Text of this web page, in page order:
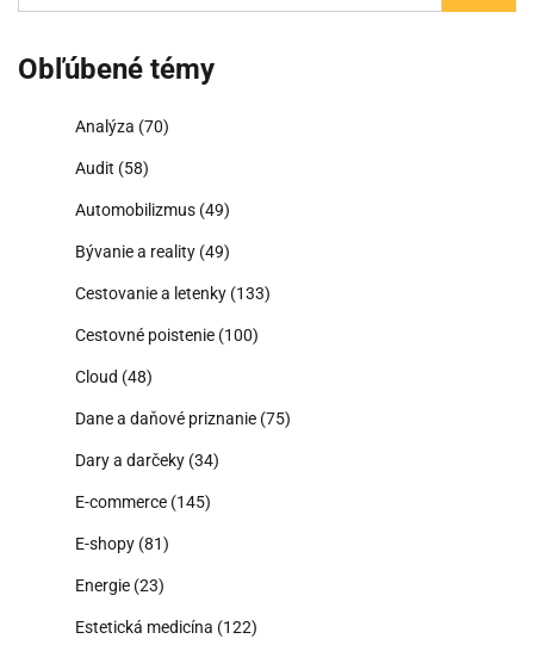
Obľúbené témy
Analýza (70)
Audit (58)
Automobilizmus (49)
Bývanie a reality (49)
Cestovanie a letenky (133)
Cestovné poistenie (100)
Cloud (48)
Dane a daňové priznanie (75)
Dary a darčeky (34)
E-commerce (145)
E-shopy (81)
Energie (23)
Estetická medicína (122)